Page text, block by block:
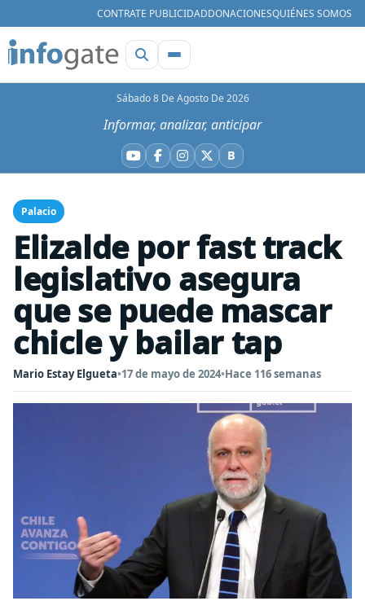
CONTRATE PUBLICIDADDONACIONESQUIÉNES SOMOS
Sábado 8 De Agosto De 2026
Informar, analizar, anticipar
YouTube
Facebook
Instagram
X BBluesky
Palacio
Elizalde por fast track
legislativo asegura
que se puede mascar
chicle y bailar tap
Mario Estay Elgueta•17 de mayo de 2024•Hace 116 semanas